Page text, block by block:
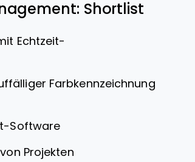
Shortlist
Echtzeit-
Farbkennzeichnung
Software
Projekten